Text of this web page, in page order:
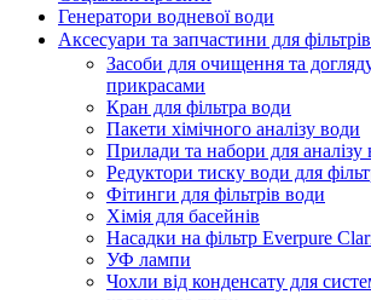
Генератори водневої води
Аксесуари та запчастини для фільтрів
Засоби для очищення та
прикрасами
Кран для фільтра води
Пакети хімічного аналізу води
Прилади та набори для аналізу
Редуктори тиску води для
Фітинги для фільтрів води
Хімія для басейнів
Насадки на фільтр Everpure
УФ лампи
Чохли від конденсату для